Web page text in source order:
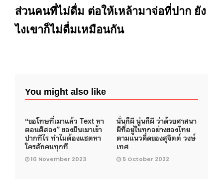
ส่วนคนที่ไม่ดื่ม ต่อให้เหล้ามาจ่อที่ปาก ยัง
ไงเขาก็ไม่ดื่มเหมือนกัน
You might also like
“ขอโทษที่เมาแล้ว Text หา
ตอนตีสอง” ของมึนเมาเข้า
ปากทีไร ทำไมต้องแชตหา
ใครสักคนทุกที
10 November 2023
นั่นก็ผี นู่นก็ผี ว่าด้วยศาสนา
ผีที่อยู่ในทุกอย่างของไทย
ตามแนวคิดของสุจิตต์ วงษ์
เทศ
5 October 2022